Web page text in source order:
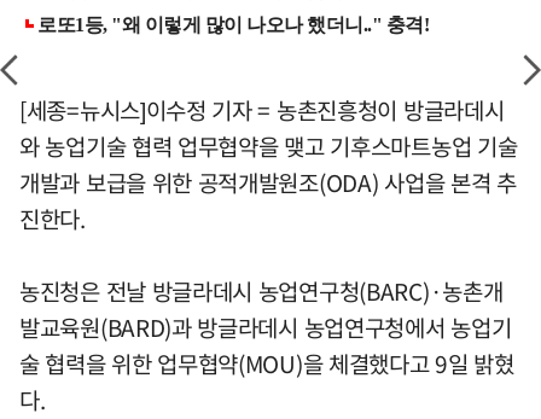
[세종=뉴시스]이수정 기자 = 농촌진흥청이 방글라데시
와 농업기술 협력 업무협약을 맺고 기후스마트농업 기술
개발과 보급을 위한 공적개발원조(ODA) 사업을 본격 추
진한다.
농진청은 전날 방글라데시 농업연구청(BARC)·농촌개
발교육원(BARD)과 방글라데시 농업연구청에서 농업기
술 협력을 위한 업무협약(MOU)을 체결했다고 9일 밝혔
다.